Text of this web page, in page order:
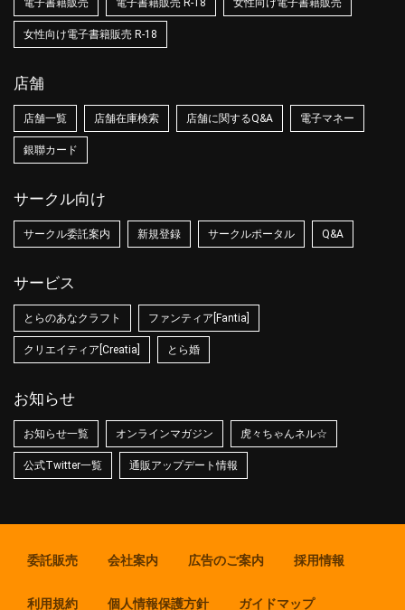
電子書籍販売 電子書籍販売 R-18 女性向け電子書籍販売
女性向け電子書籍販売 R-18
店舗
店舗一覧 店舗在庫検索 店舗に関するQ&A 電子マネー
銀聯カード
サークル向け
サークル委託案内 新規登録 サークルポータル Q&A
サービス
とらのあなクラフト ファンティア[Fantia]
クリエイティア[Creatia] とら婚
お知らせ
お知らせ一覧 オンラインマガジン 虎々ちゃんネル☆
公式Twitter一覧 通販アップデート情報
委託販売 会社案内 広告のご案内 採用情報
利用規約 個人情報保護方針 ガイドマップ